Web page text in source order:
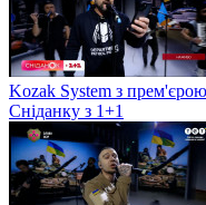
Kozak System з прем'єрою
Сніданку з 1+1